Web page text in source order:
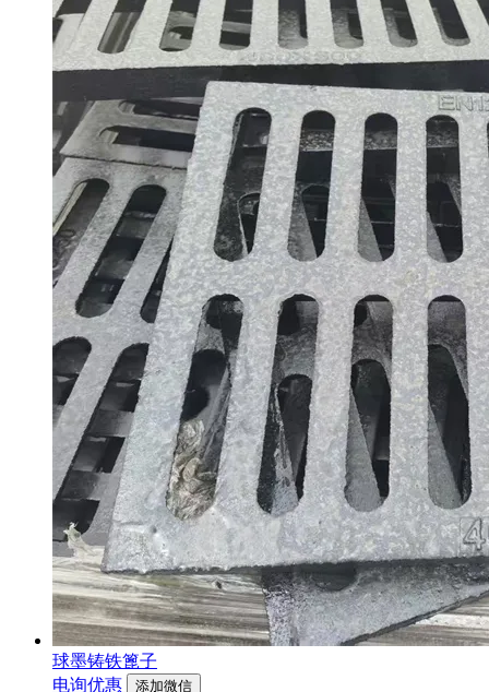
球墨铸铁篦子
电询优惠
添加微信